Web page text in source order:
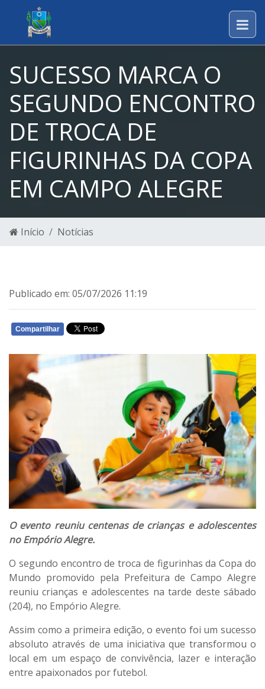
SUCESSO MARCA O
SEGUNDO ENCONTRO
DE TROCA DE
FIGURINHAS DA COPA
EM CAMPO ALEGRE
Início Notícias
Publicado em: 05/07/2026 11:19
Compartilhar
O evento reuniu centenas de crianças e adolescentes
no Empório Alegre.
O segundo encontro de troca de figurinhas da Copa do
Mundo promovido pela Prefeitura de Campo Alegre
reuniu crianças e adolescentes na tarde deste sábado
(204), no Empório Alegre.
Assim como a primeira edição, o evento foi um sucesso
absoluto através de uma iniciativa que transformou o
local em um espaço de convivência, lazer e interação
entre apaixonados por futebol.